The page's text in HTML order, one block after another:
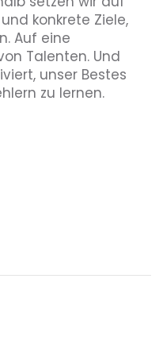
in der
verankert. Die
auf den Weg
konkrete Ziele,
Auf eine
Talenten. Und
unser Bestes
zu lernen.